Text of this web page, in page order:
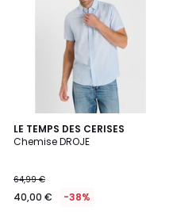
LE TEMPS DES CERISES
Chemise DROJE
64,99 €
40,00 € -38%